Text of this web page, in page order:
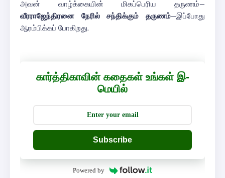
அவன் வாழ்க்கையின் மிகப்பெரிய தருணம்—
வீரராஜேந்திரனை நேரில் சந்திக்கும் தருணம்—இப்போது
ஆரம்பிக்கப் போகிறது.
கார்த்திகாவின் கதைகள் உங்கள் இ-
மெயில்
Subscribe
Powered by